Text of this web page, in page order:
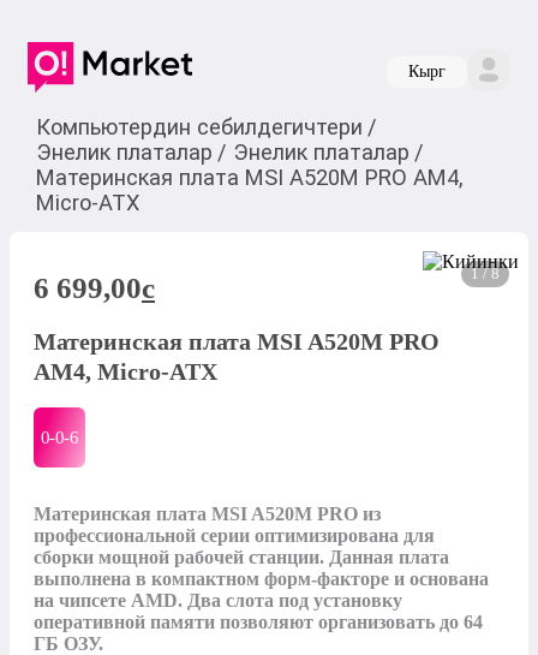
Кырг
Компьютердин себилдегичтери /
Энелик платалар / Энелик платалар /
Материнская плата MSI A520M PRO AM4,
Micro-ATX
1 / 8
6 699,00c
Материнская плата MSI A520M PRO
AM4, Micro-ATX
0-0-6
Материнская плата MSI A520M PRO из
профессиональной серии оптимизирована для
сборки мощной рабочей станции. Данная плата
выполнена в компактном форм-факторе и основана
на чипсете AMD. Два слота под установку
оперативной памяти позволяют организовать до 64
ГБ ОЗУ.